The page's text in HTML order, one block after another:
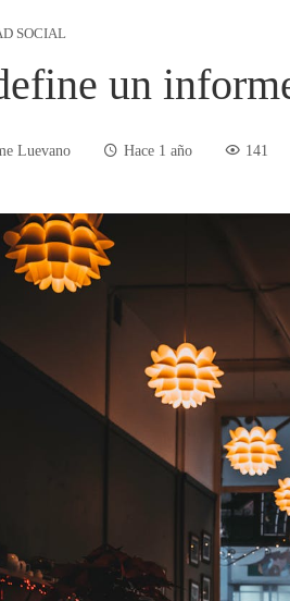
SOCIAL
un
Luevano Hace 1 año 141